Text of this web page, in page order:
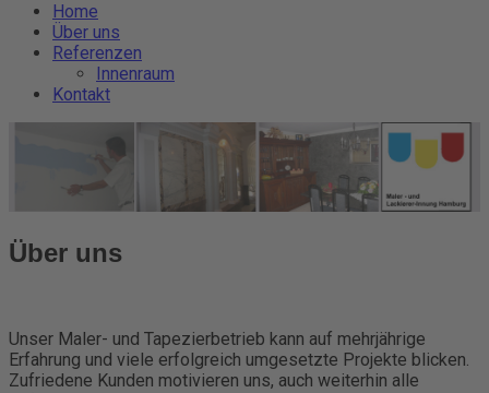
Home
Über uns
Referenzen
Innenraum
Kontakt
Über uns
Unser Maler- und Tapezierbetrieb kann auf mehrjährige
Erfahrung und viele erfolgreich umgesetzte Projekte blicken.
Zufriedene Kunden motivieren uns, auch weiterhin alle